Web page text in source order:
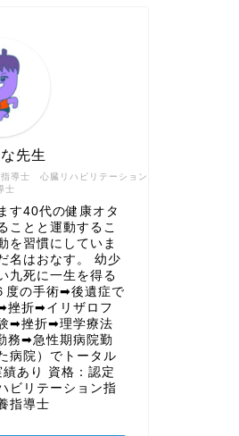
導士 心臓リハビリテーション
士
先生
す40代の健康オタ
ことと運動するこ
を習慣にしていま
名はおなす。 幼少
九死に一生を得る
の手術➡後遺症で
挫折➡イリザロフ
➡挫折➡理学療法
務➡急性期病院勤
病院）でトータル
あり 資格：認定
ビリテーション指
指導士